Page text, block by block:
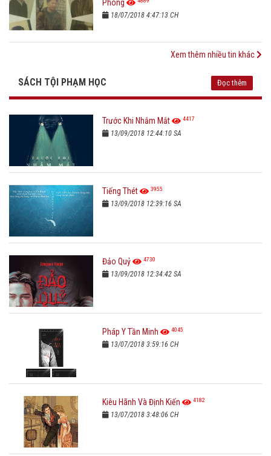
Phòng
18/07/2018 4:47:13 CH
Xem thêm nhiều tin khác
SÁCH TỘI PHẠM HỌC Đọc thêm
Trước Khi Nhắm Mắt 4417
13/09/2018 12:44:10 SA
Tiếng Thét 3955
13/09/2018 12:39:16 SA
Đảo Quỷ 4730
13/09/2018 12:34:42 SA
Pháp Y Tần Minh 4045
13/07/2018 3:59:16 CH
Kiêu Hãnh Và Định Kiến 4182
13/07/2018 3:48:06 CH